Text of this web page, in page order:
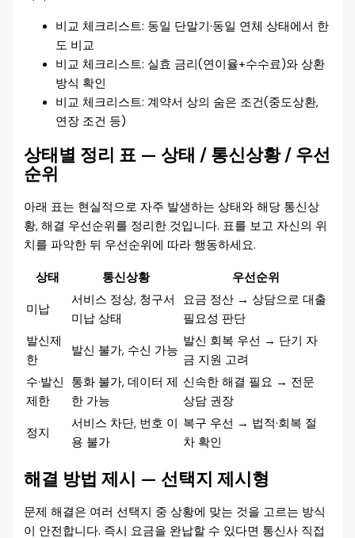
비교 체크리스트: 동일 단말기·동일 연체 상태에서 한
도 비교
비교 체크리스트: 실효 금리(연이율+수수료)와 상환
방식 확인
비교 체크리스트: 계약서 상의 숨은 조건(중도상환,
연장 조건 등)
상태별 정리 표 — 상태 / 통신상황 / 우선
순위
아래 표는 현실적으로 자주 발생하는 상태와 해당 통신상
황, 해결 우선순위를 정리한 것입니다. 표를 보고 자신의 위
치를 파악한 뒤 우선순위에 따라 행동하세요.
상태 통신상황 우선순위
미납
서비스 정상, 청구서
미납 상태
요금 정산 → 상담으로 대출
필요성 판단
발신제
한
발신 불가, 수신 가능
발신 회복 우선 → 단기 자
금 지원 고려
수·발신
제한
통화 불가, 데이터 제
한 가능
신속한 해결 필요 → 전문
상담 권장
정지
서비스 차단, 번호 이
용 불가
복구 우선 → 법적·회복 절
차 확인
해결 방법 제시 — 선택지 제시형
문제 해결은 여러 선택지 중 상황에 맞는 것을 고르는 방식
이 안전합니다. 즉시 요금을 완납할 수 있다면 통신사 직접